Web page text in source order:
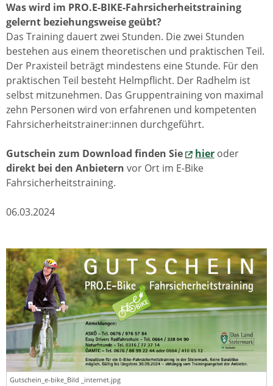
Was wird im PRO.E-BIKE-Fahrsicherheitstraining
gelernt beziehungsweise geübt?
Das Training dauert zwei Stunden. Die zwei Stunden
bestehen aus einem theoretischen und praktischen Teil.
Der Praxisteil beträgt mindestens eine Stunde. Für den
praktischen Teil besteht Helmpflicht. Der Radhelm ist
selbst mitzunehmen. Das Gruppentraining von maximal
zehn Personen wird von erfahrenen und kompetenten
Fahrsicherheitstrainer:innen durchgeführt.
Gutschein zum Download finden Sie hier oder
direkt bei den Anbietern vor Ort im E-Bike
Fahrsicherheitstraining.
06.03.2024
Gutschein_e-bike_Bild _internet.jpg